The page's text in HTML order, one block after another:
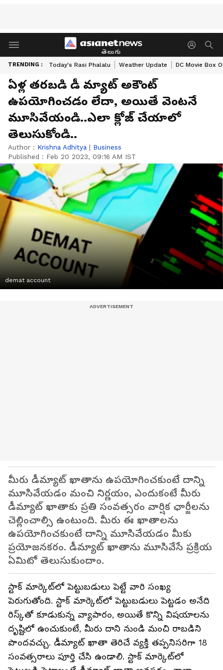
తెలుగు
TRENDING : Today's Rasi Phalalu Weather Update DC Movie Box
ఏళ్ల తరబడి డీ మ్యాట్ అకౌంట్
ఉపయోగించడం లేదా, అయితే వెంటనే
మూసివేయండి..ఎలా క్లోజ్ చేయాలో
తెలుసుకోండి..
Author : Krishna Adhitya | Business
Published : Feb 20 2023, 09:16 AM IST
demat account
మీరు డీమ్యాట్ ఖాతాను ఉపయోగించకుంటే దాన్ని
మూసివేయడం మంచి నిర్ణయం, ఎందుకంటే మీరు
డీమ్యాట్ ఖాతాకు ప్రతి సంవత్సరం వార్షిక ఛార్జీలను
చెల్లించాల్సి ఉంటుంది. మీరు ఈ ఖాతాలను
ఉపయోగించకుంటే దాన్ని మూసివేయడం మీకు
ప్రయోజనకరం. డీమ్యాట్ ఖాతాను మూసివేసే ప్రక్రియ
ఏమిటో తెలుసుకుందాం.
స్టాక్ మార్కెట్‌లో పెట్టుబడులు పెట్టే వారి సంఖ్య
పెరుగుతోంది. స్టాక్ మార్కెట్‌లో పెట్టుబడులు పెట్టడం అనేది
రిస్క్‌తో కూడుకున్న వ్యాపారం, అయితే కొన్ని విషయాలను
దృష్టిలో ఉంచుకుంటే, మీరు దాని నుండి మంచి రాబడిని
పొందవచ్చు. డీమ్యాట్ ఖాతా తెరిచే వ్యక్తి తప్పనిసరిగా 18
సంవత్సరాలు పూర్తి చేసి ఉండాలి. స్టాక్ మార్కెట్‌లో